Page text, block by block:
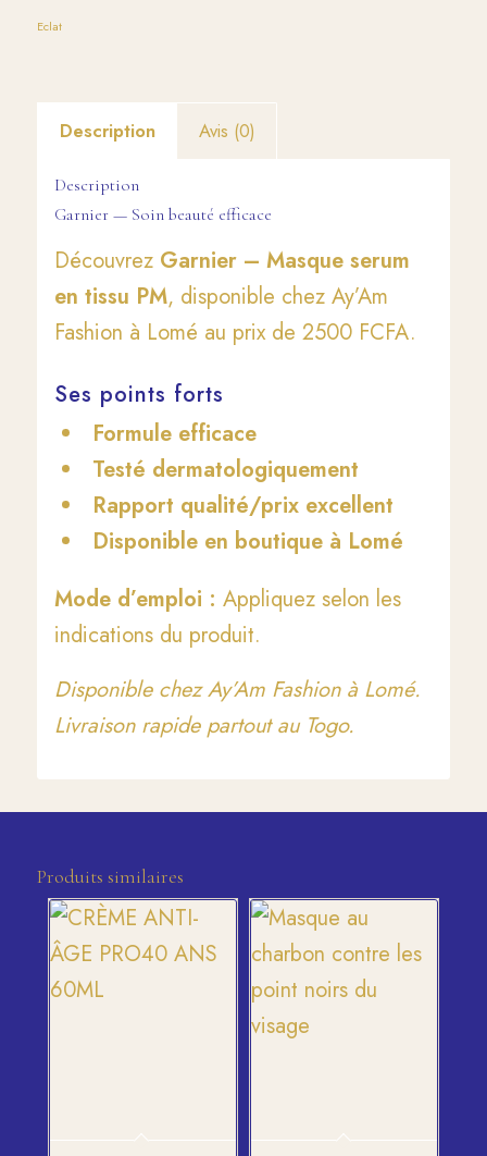
Eclat
Description Avis (0)
Description
Garnier — Soin beauté efficace
Découvrez Garnier – Masque serum
en tissu PM, disponible chez Ay’Am
Fashion à Lomé au prix de 2500 FCFA.
Ses points forts
Formule efficace
Testé dermatologiquement
Rapport qualité/prix excellent
Disponible en boutique à Lomé
Mode d’emploi : Appliquez selon les
indications du produit.
Disponible chez Ay’Am Fashion à Lomé.
Livraison rapide partout au Togo.
Produits similaires